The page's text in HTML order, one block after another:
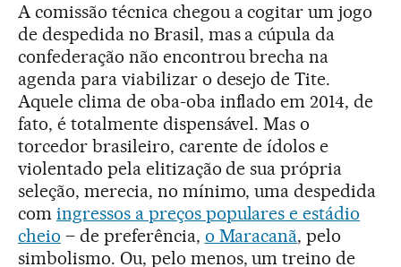
A comissão técnica chegou a cogitar um jogo
de despedida no Brasil, mas a cúpula da
confederação não encontrou brecha na
agenda para viabilizar o desejo de Tite.
Aquele clima de oba-oba inflado em 2014, de
fato, é totalmente dispensável. Mas o
torcedor brasileiro, carente de ídolos e
violentado pela elitização de sua própria
seleção, merecia, no mínimo, uma despedida
com ingressos a preços populares e estádio
cheio – de preferência, o Maracanã, pelo
simbolismo. Ou, pelo menos, um treino de